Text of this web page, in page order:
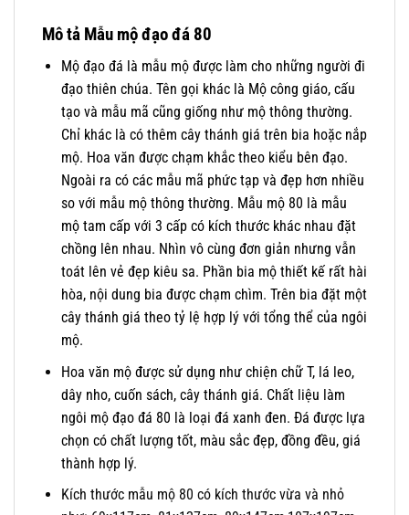
Mô tả Mẫu mộ đạo đá 80
Mộ đạo đá là mẫu mộ được làm cho những người đi
đạo thiên chúa. Tên gọi khác là Mộ công giáo, cấu
tạo và mẫu mã cũng giống như mộ thông thường.
Chỉ khác là có thêm cây thánh giá trên bia hoặc nắp
mộ. Hoa văn được chạm khắc theo kiểu bên đạo.
Ngoài ra có các mẫu mã phức tạp và đẹp hơn nhiều
so với mẫu mộ thông thường. Mẫu mộ 80 là mẫu
mộ tam cấp với 3 cấp có kích thước khác nhau đặt
chồng lên nhau. Nhìn vô cùng đơn giản nhưng vẫn
toát lên vẻ đẹp kiêu sa. Phần bia mộ thiết kế rất hài
hòa, nội dung bia được chạm chìm. Trên bia đặt một
cây thánh giá theo tỷ lệ hợp lý với tổng thể của ngôi
mộ.
Hoa văn mộ được sử dụng như chiện chữ T, lá leo,
dây nho, cuốn sách, cây thánh giá. Chất liệu làm
ngôi mộ đạo đá 80 là loại đá xanh đen. Đá được lựa
chọn có chất lượng tốt, màu sắc đẹp, đồng đều, giá
thành hợp lý.
Kích thước mẫu mộ 80 có kích thước vừa và nhỏ